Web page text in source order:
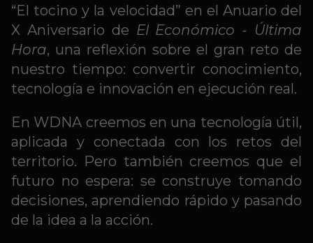
“El tocino y la velocidad” en el Anuario del
X Aniversario de El Económico - Última
Hora, una reflexión sobre el gran reto de
nuestro tiempo: convertir conocimiento,
tecnología e innovación en ejecución real.
En WDNA creemos en una tecnología útil,
aplicada y conectada con los retos del
territorio. Pero también creemos que el
futuro no espera: se construye tomando
decisiones, aprendiendo rápido y pasando
de la idea a la acción.